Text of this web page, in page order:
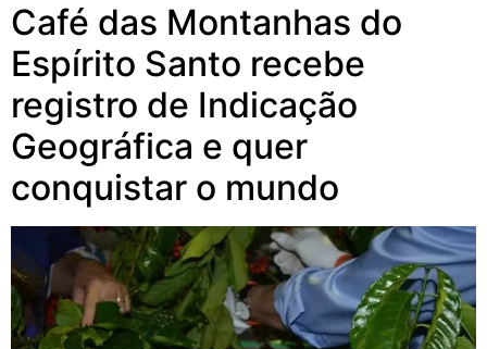
Café das Montanhas do
Espírito Santo recebe
registro de Indicação
Geográfica e quer
conquistar o mundo